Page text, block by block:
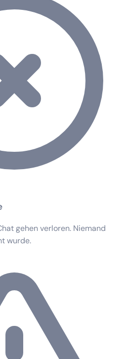
gehen verloren. Niemand
wurde.